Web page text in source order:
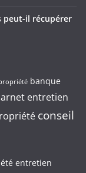
peut-il récupérer
banque
entretien
conseil
entretien